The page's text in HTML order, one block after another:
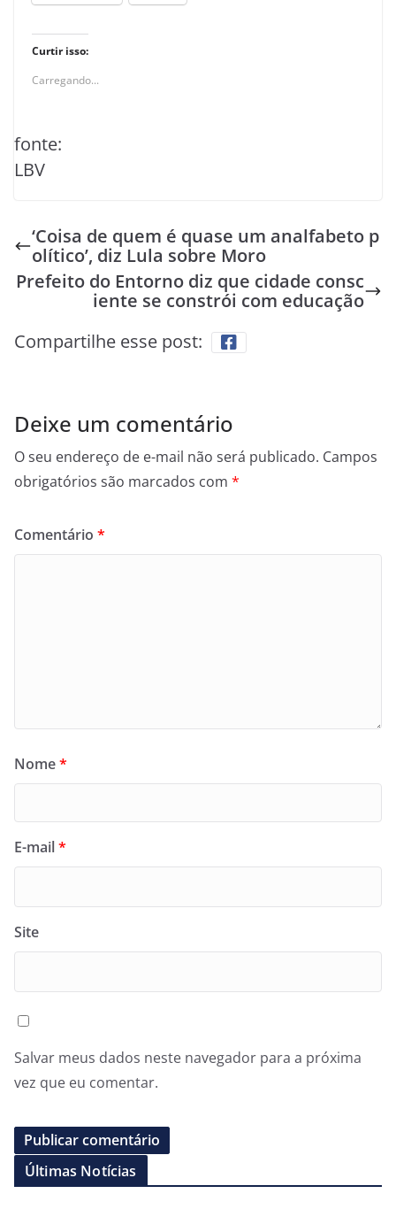
Curtir isso:
Carregando...
fonte:
LBV
‘Coisa de quem é quase um analfabeto p
olítico’, diz Lula sobre Moro
Prefeito do Entorno diz que cidade consc
iente se constrói com educação
Compartilhe esse post:
Deixe um comentário
O seu endereço de e-mail não será publicado. Campos
obrigatórios são marcados com *
Comentário *
Nome*
E-mail*
Site
Salvar meus dados neste navegador para a próxima
vez que eu comentar.
Últimas Notícias